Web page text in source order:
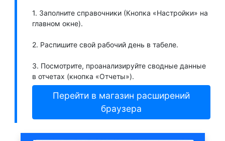
1. Заполните справочники (Кнопка «Настройки» на
главном окне).
2. Распишите свой рабочий день в табеле.
3. Посмотрите, проанализируйте сводные данные
в отчетах (кнопка «Отчеты»).
Перейти в магазин расширений
браузера